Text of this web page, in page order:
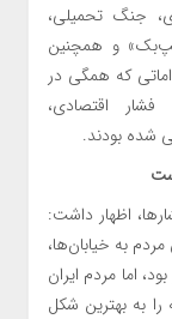
جنگ تحمیلی،
و همچنین
که همگی در
اقتصادی،
شده بودند.
اظهار داشت:
به خیابان‌ها،
اما مردم ایران
را به بهترین شکل